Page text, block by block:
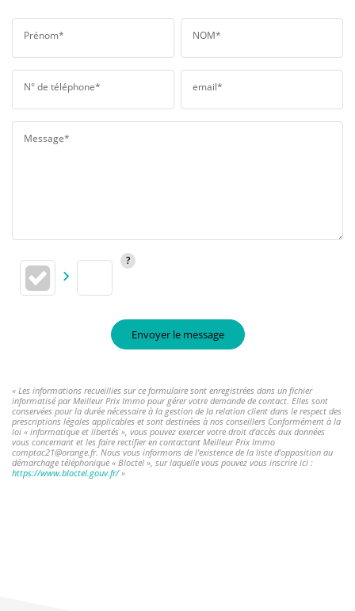
Prénom* NOM*
N° de téléphone* email*
Message*
Envoyer le message
« Les informations recueillies sur ce formulaire sont enregistrées dans un fichier
informatisé par Meilleur Prix Immo pour gérer votre demande de contact. Elles sont
conservées pour la durée nécessaire à la gestion de la relation client dans le respect des
prescriptions légales applicables et sont destinées à nos conseillers Conformément à la
loi « informatique et libertés », vous pouvez exercer votre droit d'accès aux données
vous concernant et les faire rectifier en contactant Meilleur Prix Immo
comptac21@orange.fr. Nous vous informons de l'existence de la liste d'opposition au
démarchage téléphonique « Bloctel », sur laquelle vous pouvez vous inscrire ici :
https://www.bloctel.gouv.fr/»